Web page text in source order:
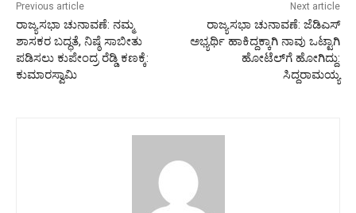
Previous article
ರಾಜ್ಯಸಭಾ ಚುನಾವಣೆ: ನಮ್ಮ
ಶಾಸಕರ ಬದ್ಧತೆ, ನಿಷ್ಠೆ ಸಾಬೀತು
ಪಡಿಸಲು ಕುಪೇಂದ್ರ ರೆಡ್ಡಿ ಕಣಕ್ಕೆ:
ಕುಮಾರಸ್ವಾಮಿ
Next article
ರಾಜ್ಯಸಭಾ ಚುನಾವಣೆ: ಜೆಡಿಎಸ್‌
ಅಭ್ಯರ್ಥಿ ಹಾಕಿದ್ದಕ್ಕಾಗಿ ನಾವು ಒಟ್ಟಾಗಿ
ಹೋಟೆಲ್‌ಗೆ ಹೋಗಿದ್ದು:
ಸಿದ್ದರಾಮಯ್ಯ